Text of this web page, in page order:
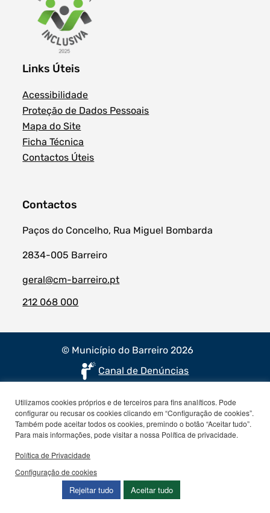
Links Úteis
Acessibilidade
Proteção de Dados Pessoais
Mapa do Site
Ficha Técnica
Contactos Úteis
Contactos
Paços do Concelho, Rua Miguel Bombarda
2834-005 Barreiro
geral@cm-barreiro.pt
212 068 000
© Município do Barreiro 2026
Canal de Denúncias
Utilizamos cookies próprios e de terceiros para fins analíticos. Pode
configurar ou recusar os cookies clicando em “Configuração de cookies”.
Também pode aceitar todos os cookies, premindo o botão “Aceitar tudo”.
Para mais informações, pode visitar a nossa Política de privacidade.
Política de Privacidade
Configuração de cookies
Rejeitar tudo Aceitar tudo